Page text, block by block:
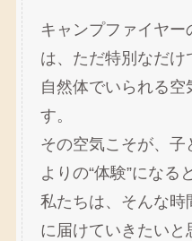
キャンプファイヤ
は、ただ特別なだ
自然体でいられる空
す。
その空気こそが、
よりの“体験”になる
私たちは、そんな時
に届けていきたいと